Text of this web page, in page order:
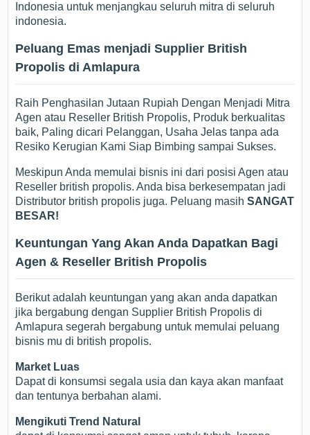
Indonesia untuk menjangkau seluruh mitra di seluruh
indonesia.
Peluang Emas menjadi Supplier British
Propolis di Amlapura
Raih Penghasilan Jutaan Rupiah Dengan Menjadi Mitra
Agen atau Reseller British Propolis, Produk berkualitas
baik, Paling dicari Pelanggan, Usaha Jelas tanpa ada
Resiko Kerugian Kami Siap Bimbing sampai Sukses.
Meskipun Anda memulai bisnis ini dari posisi Agen atau
Reseller british propolis. Anda bisa berkesempatan jadi
Distributor british propolis juga. Peluang masihSANGAT
BESAR!
Keuntungan Yang Akan Anda Dapatkan Bagi
Agen & Reseller British Propolis
Berikut adalah keuntungan yang akan anda dapatkan
jika bergabung dengan Supplier British Propolis di
Amlapura segerah bergabung untuk memulai peluang
bisnis mu di british propolis.
Market Luas
Dapat di konsumsi segala usia dan kaya akan manfaat
dan tentunya berbahan alami.
Mengikuti Trend Natural